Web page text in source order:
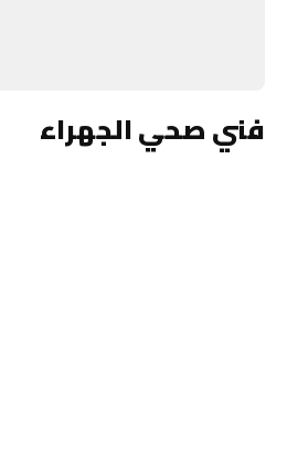
فني صحي الجهراء